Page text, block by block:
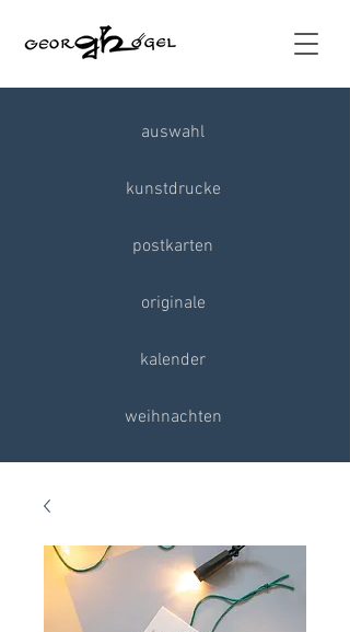
auswahl
kunstdrucke
postkarten
originale
kalender
weihnachten